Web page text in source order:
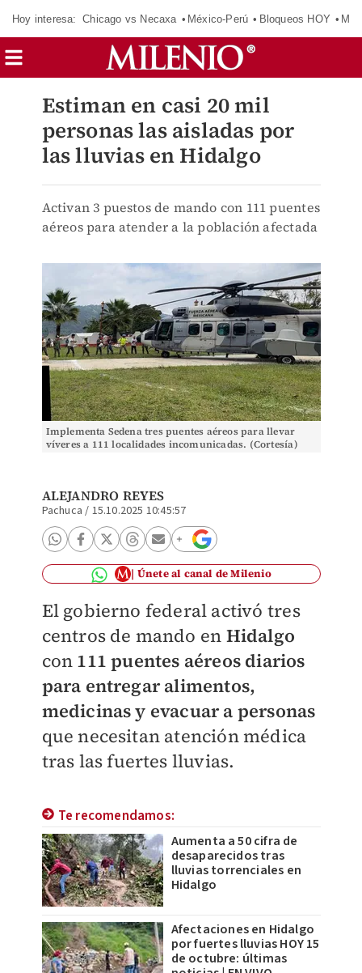
Hoy interesa: Chicago vs Necaxa México-Perú Bloqueos HOY
Estiman en casi 20 mil
personas las aisladas por
las lluvias en Hidalgo
Activan 3 puestos de mando con 111 puentes
aéreos para atender a la población afectada
Implementa Sedena tres puentes aéreos para llevar
víveres a 111 localidades incomunicadas. (Cortesía)
ALEJANDRO REYES
Pachuca / 15.10.2025 10:45:57
Únete al canal de Milenio
El gobierno federal activó tres
centros de mando en Hidalgo
con 111 puentes aéreos diarios
para entregar alimentos,
medicinas y evacuar a personas
que necesitan atención médica
tras las fuertes lluvias.
Te recomendamos:
Aumenta a 50 cifra de
desaparecidos tras
lluvias torrenciales en
Hidalgo
Afectaciones en Hidalgo
por fuertes lluvias HOY 15
de octubre: últimas